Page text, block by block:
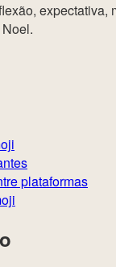
expectativa,
plataformas